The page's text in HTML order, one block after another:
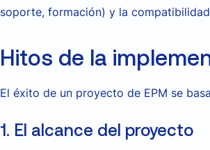
soporte, formación) y la
Hitos de la
El éxito de un proyecto de EPM se
1. El alcance del proyecto